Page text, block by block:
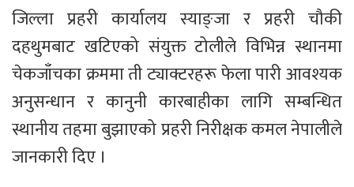
जिल्ला प्रहरी कार्यालय स्याङ्जा र प्रहरी चौकी
दहथुमबाट खटिएको संयुक्त टोलीले विभिन्न स्थानमा
चेकजाँचका क्रममा ती ट्याक्टरहरू फेला पारी आवश्यक
अनुसन्धान र कानुनी कारबाहीका लागि सम्बन्धित
स्थानीय तहमा बुझाएको प्रहरी निरीक्षक कमल नेपालीले
जानकारी दिए ।